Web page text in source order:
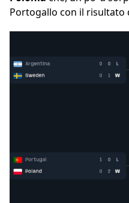
Portogallo con il risultato